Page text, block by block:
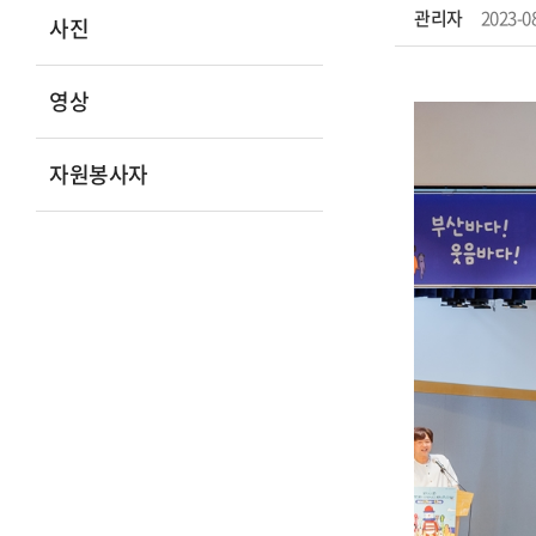
사진
영상
자원봉사자
관리자 2023-